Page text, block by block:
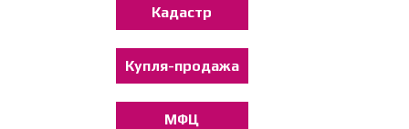
Кадастр
Купля-продажа
МФЦ